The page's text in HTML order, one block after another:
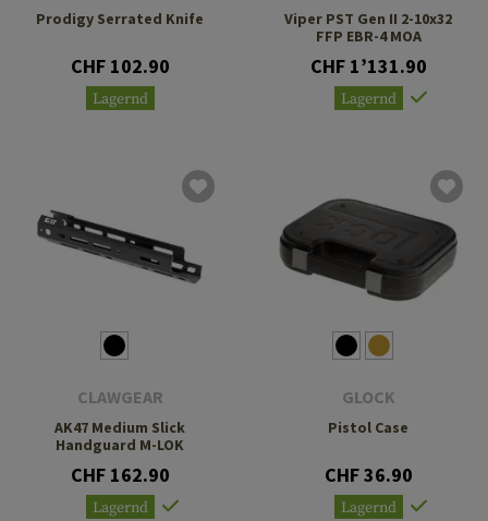
Prodigy Serrated Knife
CHF 102.90
Lagernd
Viper PST Gen II 2-10x32
FFP EBR-4 MOA
CHF 1’131.90
Lagernd
CLAWGEAR
AK47 Medium Slick
Handguard M-LOK
CHF 162.90
Lagernd
GLOCK
Pistol Case
CHF 36.90
Lagernd